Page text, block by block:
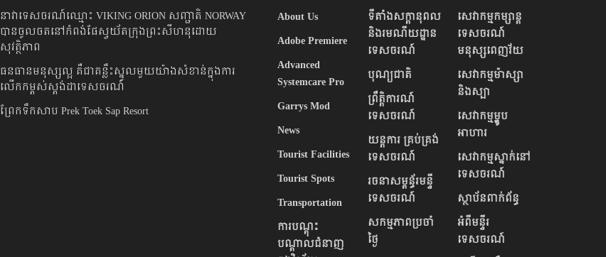
នាវាទេសចរណ៍ឈ្មោះ VIKING ORION សញ្ជាតិ NORWAY
បានចូលចតនៅកំពង់ផែស្វយ័តក្រុងព្រះសីហនុដោយ
សុវត្ថិភាព
ធនធានមនុស្សល្អ គឺជាគន្លឹះស្នូលមួយយ៉ាងសំខាន់ក្នុងការ
លើកកម្ពស់ស្តង់ដាទេសចរណ៍
ព្រែកទឹកសាប Prek Toek Sap Resort
About Us
Adobe Premiere
Advanced
Systemcare Pro
Garrys Mod
News
Tourist Facilities
Tourist Spots
Transportation
ការបណ្ដុះ
បណ្ដាលជំនាញ
ទីតាំងសក្តានុពល​
និងរមណីយដ្ឋាន
ទេសចរណ៍
បុណ្យជាតិ
ព្រឹតិ្តការណ៍
ទេសចរណ៍
យន្តការ គ្រប់គ្រង់
ទេសចរណ៍
រចនាសម្ពន័្ធរមន្ទី
ទេសចរណ៍
សកម្មភាពប្រចាំ
ថ្ងៃ
សេវាកម្មកម្សាន្ត
ទេសចរណ៍
មនុស្សពេញវ័យ
សេវាកម្មម៉ាស្សា
និងស្បា
សេវាកម្មម្ហូប
អាហារ
សេវាកម្មស្នាក់នៅ
ទេសចរណ៍
ស្ថាប័នពាក់ព័ន្ធ
អំពីមន្ទីរ
ទេសចរណ៍